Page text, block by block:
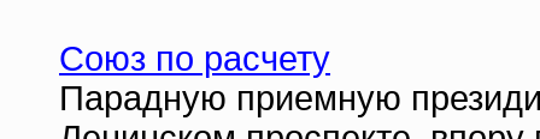
Союз по расчету
Парадную приемную